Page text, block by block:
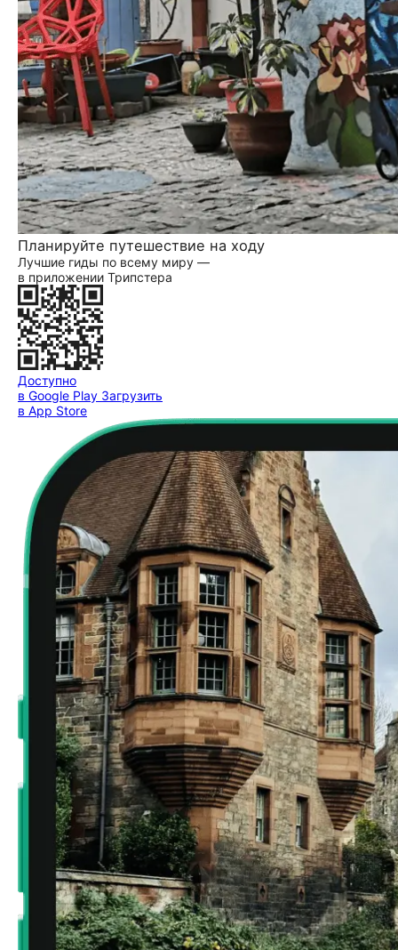
Планируйте путешествие на ходу
Лучшие гиды по всему миру —
в приложении Трипстера
Доступно
в Google Play Загрузить
в App Store